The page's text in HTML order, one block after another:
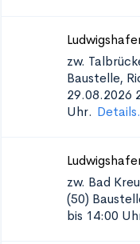
zw.
Baustelle,
29.08.2026
Uhr.
zw. Bad
(50)
bis 14:00